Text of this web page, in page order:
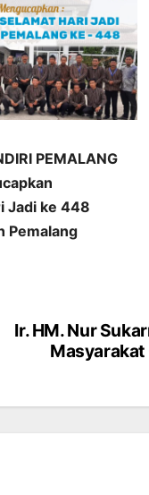
PEMALANG
Jadi ke 448
Pemalang
Ir. HM. Nur
Masyarakat